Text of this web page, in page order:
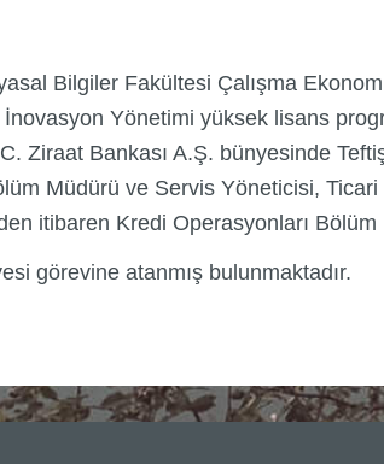
Bilgiler Fakültesi Çalışma
Yönetimi yüksek lisans
Ziraat Bankası A.Ş. bünyesinde
Müdürü ve Servis Yöneticisi,
itibaren Kredi Operasyonları
görevine atanmış bulunmaktadır.